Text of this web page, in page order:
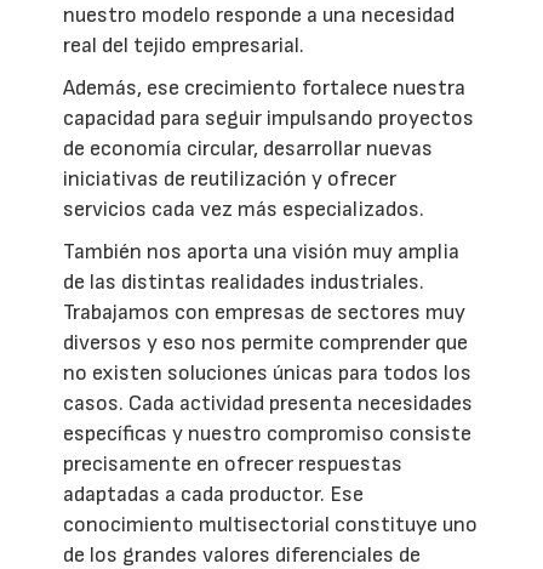
nuestro modelo responde a una necesidad
real del tejido empresarial.
Además, ese crecimiento fortalece nuestra
capacidad para seguir impulsando proyectos
de economía circular, desarrollar nuevas
iniciativas de reutilización y ofrecer
servicios cada vez más especializados.
También nos aporta una visión muy amplia
de las distintas realidades industriales.
Trabajamos con empresas de sectores muy
diversos y eso nos permite comprender que
no existen soluciones únicas para todos los
casos. Cada actividad presenta necesidades
específicas y nuestro compromiso consiste
precisamente en ofrecer respuestas
adaptadas a cada productor. Ese
conocimiento multisectorial constituye uno
de los grandes valores diferenciales de